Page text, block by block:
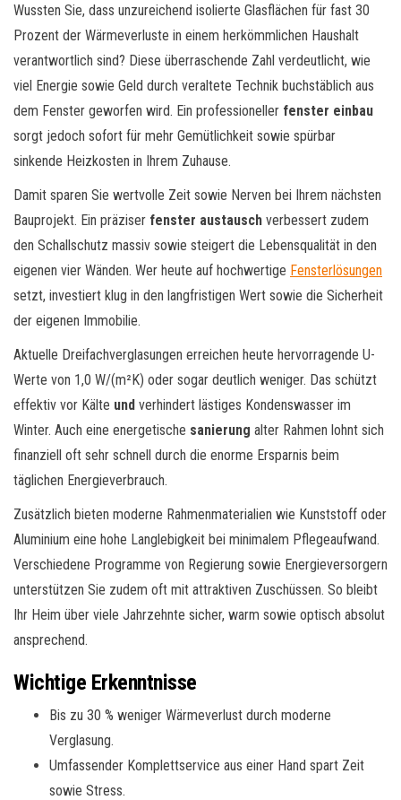
Wussten Sie, dass unzureichend isolierte Glasflächen für fast 30
Prozent der Wärmeverluste in einem herkömmlichen Haushalt
verantwortlich sind? Diese überraschende Zahl verdeutlicht, wie
viel Energie sowie Geld durch veraltete Technik buchstäblich aus
dem Fenster geworfen wird. Ein professioneller fenster einbau
sorgt jedoch sofort für mehr Gemütlichkeit sowie spürbar
sinkende Heizkosten in Ihrem Zuhause.
Damit sparen Sie wertvolle Zeit sowie Nerven bei Ihrem nächsten
Bauprojekt. Ein präziser fenster austausch verbessert zudem
den Schallschutz massiv sowie steigert die Lebensqualität in den
eigenen vier Wänden. Wer heute auf hochwertige Fensterlösungen
setzt, investiert klug in den langfristigen Wert sowie die Sicherheit
der eigenen Immobilie.
Aktuelle Dreifachverglasungen erreichen heute hervorragende U-
Werte von 1,0 W/(m²K) oder sogar deutlich weniger. Das schützt
effektiv vor Kälte und verhindert lästiges Kondenswasser im
Winter. Auch eine energetische sanierung alter Rahmen lohnt sich
finanziell oft sehr schnell durch die enorme Ersparnis beim
täglichen Energieverbrauch.
Zusätzlich bieten moderne Rahmenmaterialien wie Kunststoff oder
Aluminium eine hohe Langlebigkeit bei minimalem Pflegeaufwand.
Verschiedene Programme von Regierung sowie Energieversorgern
unterstützen Sie zudem oft mit attraktiven Zuschüssen. So bleibt
Ihr Heim über viele Jahrzehnte sicher, warm sowie optisch absolut
ansprechend.
Wichtige Erkenntnisse
Bis zu 30 % weniger Wärmeverlust durch moderne
Verglasung.
Umfassender Komplettservice aus einer Hand spart Zeit
sowie Stress.